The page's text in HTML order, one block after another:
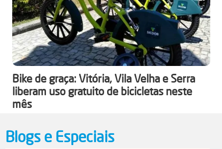
Bike de graça: Vitória, Vila Velha e Serra
liberam uso gratuito de bicicletas neste
mês
Blogs e Especiais